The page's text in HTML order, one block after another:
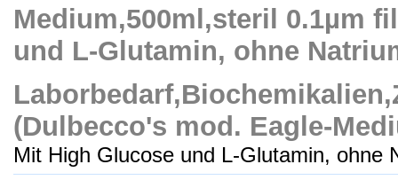
Medium,500ml,steril 0.1µm
und L-Glutamin, ohne
(Dulbecco's mod. Eagle-
Mit High Glucose und L-Glutamin, ohne